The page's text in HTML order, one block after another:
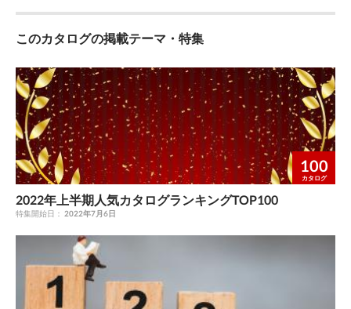
イ実行回数表示消去 0 0 ◎ 16/29 ＢＣＮ-Ｃ２１００２-２１４Ａ
16/29 BCN-C21002-214A
切換周波数 0～590Hz、9999 9999 ◎ 128 PID動作選択
0,20,21,40～43, 0 128 PID動作選択 0,20,21,40～4 0 × LonWorks
3,50,51,60,61,1000、 せん。必要に応じ Pr.609,610を設定してく
ださい。 1001,1010,1011,2000,2001, 2010,2011 129 PID比例帯
0.1～1000%,9999 100% 129 PID比例帯 0.1～1000%,9999 100%
◎ 130 PID積分時間 0.1～3600s,9999 1s 130 PID積分時間 0.1～
3600s,9999 1s ◎ 131 PID上限リミット 0～100%,9999 9999 131
PID上限リミット 0～100%,9999 9999 ◎ 132 PID下限リミット 0
～100%,9999 9999 132 PID下限リミット 0～100%,9999 9999 ◎
133 PID動作目標値 0～100%,9999 9999 133 PID動作目標値 0～
100%,9999 9999 △ 9999は端子2→Pr.128の設定となります。ダ
ンサは 50％固 定→Pr.609で選択した端子となります。 134 PID
10.00s,9999 9999 ◎ 17/29 ＢＣＮ-Ｃ２１００２-２１４Ａ 17/29
BCN-C21002-214A
26,46,47,64,68,80,81,90,91,95 5,39,40,41,44～48,57,64,70,80,
81,90,91,95,96,98,99,100,101,103,10 4,107,108,111～116,120,
7,108,111～ 125,126,134,135,139,140,141,144～
116,120,125,126,146,147,164, 148,157,164,170,180,181,
168,180,181,190,191,195,196, 190,191,195,196,198,199,206,211
～ 198,199,9999 213,306,311～313,9999 232 多段速設定（8速）
0～400Hz,9999 9999 232 多段速設定（8速） 0～590Hz,9999
9999 ◎ 233 多段速設定（9速） 0～400Hz,9999 9999 233 多段速
設定（9速） 0～590Hz,9999 9999 ◎ 234 多段速設定（10速） 0
～400Hz,9999 9999 234 多段速設定（10速） 0～590Hz,9999
9999 ◎ 235 多段速設定（11速） 0～400Hz,9999 9999 235 多段
速設定（11速） 0～590Hz,9999 9999 ◎ 236 多段速設定（12
速） 0～400Hz,9999 9999 236 多段速設定（12速） 0～
590Hz,9999 9999 ◎ 237 多段速設定（13速） 0～400Hz,9999
9999 237 多段速設定（13速） 0～590Hz,9999 9999 ◎ 238 多段
速設定（14速） 0～400Hz,9999 9999 238 多段速設定（14速） 0
～2 0 293 加減速個別動作選択モード 0～2 0 ◎ 295 周波数変化量
0,0.01,0.10,1.00,10.00 0 ◎ E800-1対応です。 0～6,99,100～
9999 296 パスワード保護選択 9999 9999 9999 (0～5),1000～
9998, (0～5),1000～9998, ◎ 297 パスワード登録/解除 9999 297
パスワード登録/解除 9999 9999 9999 298 周波数サーチゲイン 0
～32767,9999 9999 298 周波数サーチゲイン 0～32767,9999
9999 ◎ 299 再始動時回転方向検出選択 0,1,9999 0 299 再始動時
回転方向検出選択 0,1,9999 0 ◎ 19/29 ＢＣＮ-Ｃ２１００２-２１
４Ａ 19/29 BCN-C21002-214A
格選択（3相） 1,2 2 単相200Vは ND定格のみです。 571 始動時
ホールド時間 0.0～10.0s,9999 9999 571 始動時ホールド時間 0.0
～10.0s,9999 9999 ◎ - 609 PID目標値/偏差入力選択 2～5 2 △ -
3600s,9999 9999 611 再始動時加速時間 0～3600s,9999 9999 ◎ -
639 ブレーキ開放電流選択 0,1 0 △ - 640 ブレーキ動作周波数選
択 0,1 0 △ 653 速度スムージング制御 0～200% 0 653 速度スムー
ジング制御 0～200% 0 △ Pr.654の調整が可能です。 - 654 速度ス
ムージングカットオフ周波数 0～120Hz 20Hz △ 665 回生回避周
波数ゲイン 0～200% 100 665 回生回避周波数ゲイン 0～200%
100 ◎ 800 制御方法選択 20,30 20 800 制御方法選択 10 ～ 12、
19、20、40 40 △ 20、30→20はアドバンスト磁束ベクトル制御
にし 必要に応じて負荷変動によるモータ速度変動Pr.89を調 整し
ンスト磁束ベクトル制御からV/F制御に なっています。 20/29 Ｂ
ＣＮ-Ｃ２１００２-２１４Ａ 20/29 BCN-C21002-214A
このカタログの掲載テーマ・特集
100
カタログ
2022年上半期人気カタログランキングTOP100
特集開始日： 2022年7月6日